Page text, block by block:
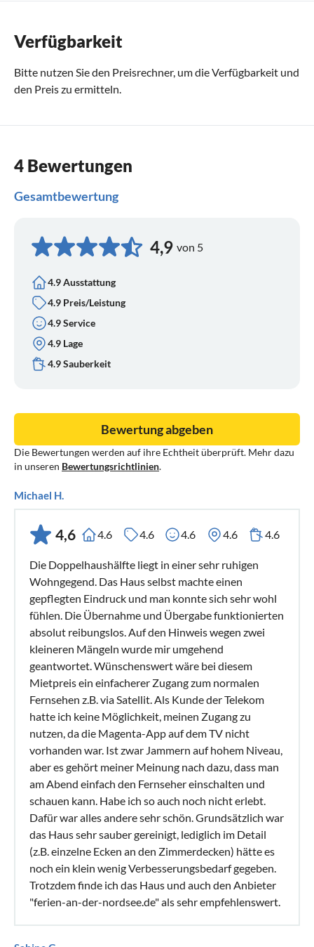
Verfügbarkeit
Bitte nutzen Sie den Preisrechner, um die Verfügbarkeit und
den Preis zu ermitteln.
4 Bewertungen
Gesamtbewertung
4,9 von 5
4.9 Ausstattung
4.9 Preis/Leistung
4.9 Service
4.9 Lage
4.9 Sauberkeit
Die Bewertungen werden auf ihre Echtheit überprüft. Mehr dazu
in unseren Bewertungsrichtlinien.
Bewertung abgeben
Michael H.
4,6 4.6 4.6 4.6 4.6 4.6
Die Doppelhaushälfte liegt in einer sehr ruhigen
Wohngegend. Das Haus selbst machte einen
gepflegten Eindruck und man konnte sich sehr wohl
fühlen. Die Übernahme und Übergabe funktionierten
absolut reibungslos. Auf den Hinweis wegen zwei
kleineren Mängeln wurde mir umgehend
geantwortet. Wünschenswert wäre bei diesem
Mietpreis ein einfacherer Zugang zum normalen
Fernsehen z.B. via Satellit. Als Kunde der Telekom
hatte ich keine Möglichkeit, meinen Zugang zu
nutzen, da die Magenta-App auf dem TV nicht
vorhanden war. Ist zwar Jammern auf hohem Niveau,
aber es gehört meiner Meinung nach dazu, dass man
am Abend einfach den Fernseher einschalten und
schauen kann. Habe ich so auch noch nicht erlebt.
Dafür war alles andere sehr schön. Grundsätzlich war
das Haus sehr sauber gereinigt, lediglich im Detail
(z.B. einzelne Ecken an den Zimmerdecken) hätte es
noch ein klein wenig Verbesserungsbedarf gegeben.
Trotzdem finde ich das Haus und auch den Anbieter
"ferien-an-der-nordsee.de" als sehr empfehlenswert.